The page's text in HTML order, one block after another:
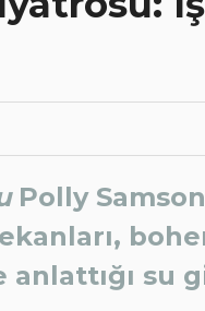
Polly
su